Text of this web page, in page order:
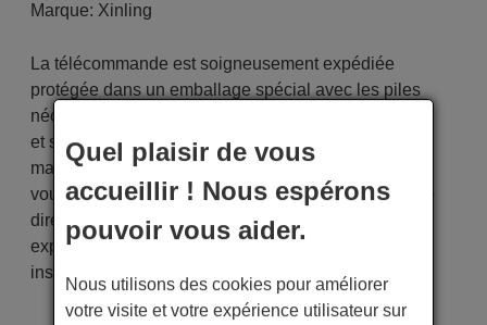
Marque: Xinling
La télécommande est soigneusement expédiée
protégée dans un emballage spécial avec les piles
nécessaires (si demandées). L'expédition est rapide
et sécurisée, garantissant qu'elle arrive entre vos
mains dans le délai de livraison indiqué. De plus,
vous recevrez la commodité de recevoir votre facture
directement par courrier électronique. Votre
expérience d'achat sera impeccable dès le premier
instant !
Quel plaisir de vous
accueillir ! Nous espérons
pouvoir vous aider.
Nous utilisons des cookies pour améliorer
votre visite et votre expérience utilisateur sur